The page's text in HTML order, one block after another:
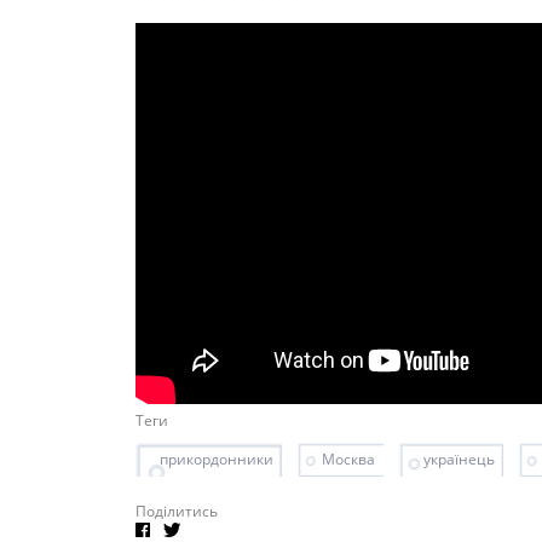
Теги
прикордонники
Москва українець
Поділитись